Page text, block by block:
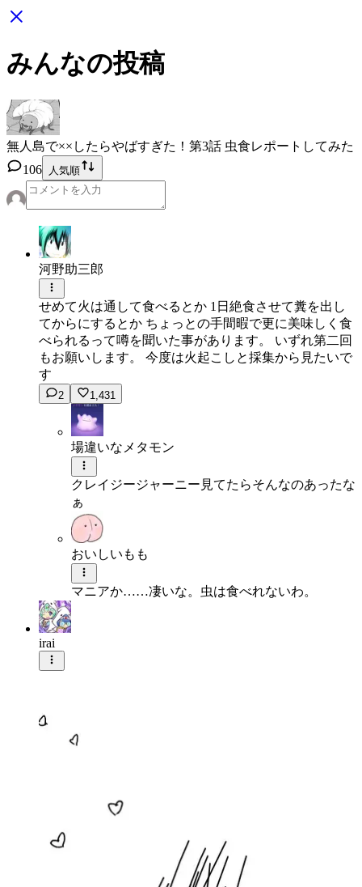
みんなの投稿
無人島で××したらやばすぎた！ 第3話 虫食レポートしてみた
106
人気順
河野助三郎
せめて火は通して食べるとか 1日絶食させて糞を出し
てからにするとか ちょっとの手間暇で更に美味しく食
べられるって噂を聞いた事があります。 いずれ第二回
もお願いします。 今度は火起こしと採集から見たいで
す
2 1,431
場違いなメタモン
クレイジージャーニー見てたらそんなのあったな
ぁ
おいしいもも
マニアか……凄いな。虫は食べれないわ。
irai